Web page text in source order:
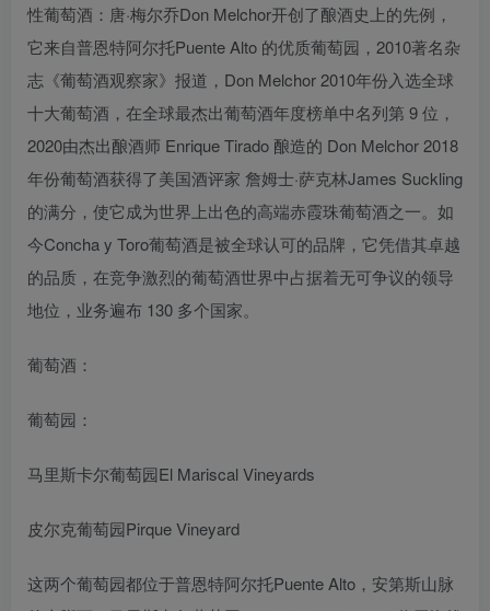
性葡萄酒：唐·梅尔乔Don Melchor开创了酿酒史上的先例，
它来自普恩特阿尔托Puente Alto 的优质葡萄园，2010著名杂
志《葡萄酒观察家》报道，Don Melchor 2010年份入选全球
十大葡萄酒，在全球最杰出葡萄酒年度榜单中名列第 9 位，
2020由杰出酿酒师 Enrique Tirado 酿造的 Don Melchor 2018
年份葡萄酒获得了美国酒评家 詹姆士·萨克林James Suckling
的满分，使它成为世界上出色的高端赤霞珠葡萄酒之一。如
今Concha y Toro葡萄酒是被全球认可的品牌，它凭借其卓越
的品质，在竞争激烈的葡萄酒世界中占据着无可争议的领导
地位，业务遍布 130 多个国家。
葡萄酒：
葡萄园：
马里斯卡尔葡萄园El Mariscal Vineyards
皮尔克葡萄园Pirque Vineyard
这两个葡萄园都位于普恩特阿尔托Puente Alto，安第斯山脉